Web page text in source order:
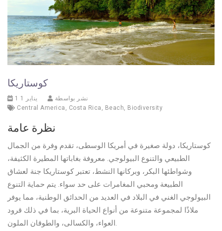
كوستاريكا
1 يناير 1
نشر بواسطة
Central America , Costa Rica , Beach, Biodiversity
نظرة عامة
كوستاريكا، دولة صغيرة في أمريكا الوسطى، تقدم وفرة من الجمال
الطبيعي والتنوع البيولوجي. معروفة بغاباتها المطيرة الكثيفة،
وشواطئها البكر، وبركانها النشط، تعتبر كوستاريكا جنة لعشاق
الطبيعة ومحبي المغامرات على حد سواء. يتم حماية التنوع
البيولوجي الغني في البلاد في العديد من الحدائق الوطنية، مما يوفر
ملاذًا لمجموعة متنوعة من أنواع الحياة البرية، بما في ذلك قرود
العواء، والكسالى، والطوقان الملون.